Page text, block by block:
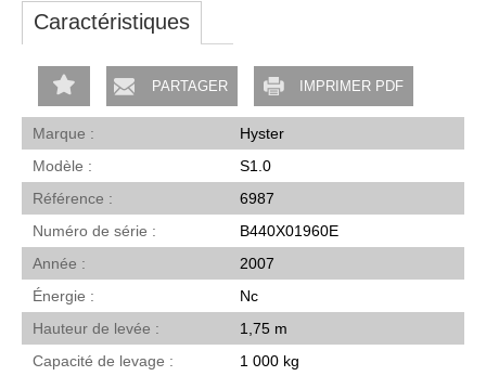
Caractéristiques
PARTAGER IMPRIMER PDF
Marque
Hyster
Modèle
S1.0
Référence
6987
Numéro de série
B440X01960E
Année
2007
Énergie
Nc
Hauteur de levée
1,75 m
Capacité de levage
1 000 kg